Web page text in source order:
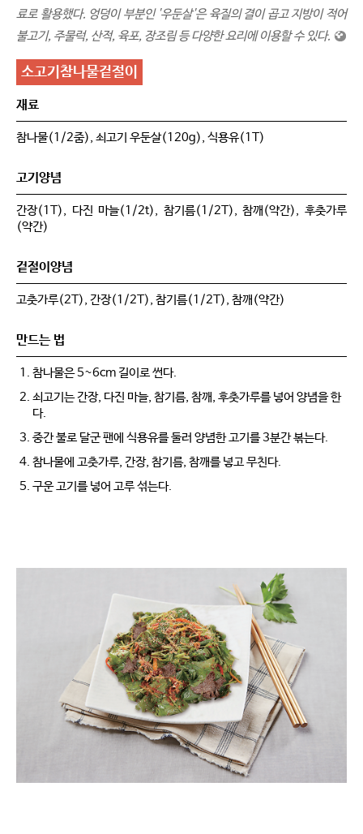
료로 활용했다. 엉덩이 부분인 '우둔살'은 육질의 결이 곱고 지방이 적어
불고기, 주물럭, 산적, 육포, 장조림 등 다양한 요리에 이용할 수 있다.
소고기참나물겉절이
재료
참나물(1/2줌), 쇠고기 우둔살(120g), 식용유(1T)
고기양념
간장(1T), 다진 마늘(1/2t), 참기름(1/2T), 참깨(약간), 후춧가루
(약간)
겉절이양념
고춧가루(2T), 간장(1/2T), 참기름(1/2T), 참깨(약간)
만드는 법
참나물은 5~6cm 길이로 썬다.
쇠고기는 간장, 다진 마늘, 참기름, 참깨, 후춧가루를 넣어 양념을 한
다.
중간 불로 달군 팬에 식용유를 둘러 양념한 고기를 3분간 볶는다.
참나물에 고춧가루, 간장, 참기름, 참깨를 넣고 무친다.
구운 고기를 넣어 고루 섞는다.